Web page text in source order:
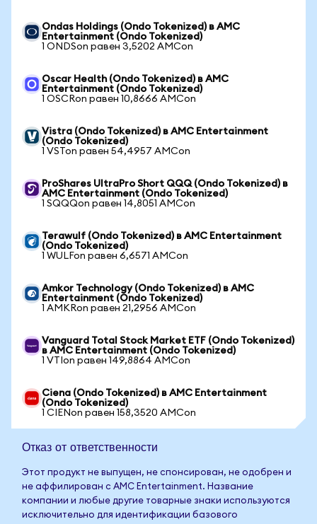
Ondas Holdings (Ondo Tokenized) в AMC
Entertainment (Ondo Tokenized)
1 ONDSon равен 3,5202 AMCon
Oscar Health (Ondo Tokenized) в AMC
Entertainment (Ondo Tokenized)
1 OSCRon равен 10,8666 AMCon
Vistra (Ondo Tokenized) в AMC Entertainment
(Ondo Tokenized)
1 VSTon равен 54,4957 AMCon
ProShares UltraPro Short QQQ (Ondo Tokenized) в
AMC Entertainment (Ondo Tokenized)
1 SQQQon равен 14,8051 AMCon
Terawulf (Ondo Tokenized) в AMC Entertainment
(Ondo Tokenized)
1 WULFon равен 6,6571 AMCon
Amkor Technology (Ondo Tokenized) в AMC
Entertainment (Ondo Tokenized)
1 AMKRon равен 21,2956 AMCon
Vanguard Total Stock Market ETF (Ondo Tokenized)
в AMC Entertainment (Ondo Tokenized)
1 VTIon равен 149,8864 AMCon
Ciena (Ondo Tokenized) в AMC Entertainment
(Ondo Tokenized)
1 CIENon равен 158,3520 AMCon
Отказ от ответственности
Этот продукт не выпущен, не спонсирован, не одобрен и
не аффилирован с AMC Entertainment. Название
компании и любые другие товарные знаки используются
исключительно для идентификации базового